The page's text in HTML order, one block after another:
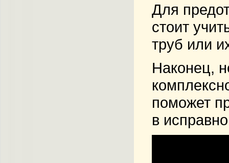
Для
стоит
труб или
Наконец,
поможет
в